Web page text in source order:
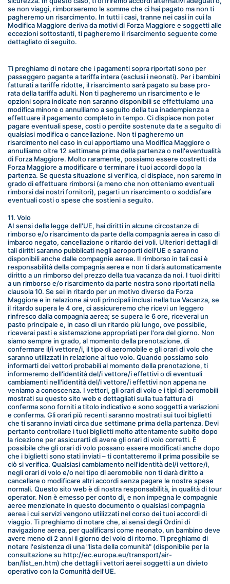
se non viaggi, rimborseremo le somme che ci hai pagato ma non ti
pagheremo un risarcimento. In tutti i casi, tranne nei casi in cui la
Modifica Maggiore deriva da motivi di Forza Maggiore e soggetti alle
eccezioni sottostanti, ti pagheremo il risarcimento seguente come
dettagliato di seguito.
Ti preghiamo di notare che i pagamenti sopra riportati sono per
passeggero pagante a tariffa intera (esclusi i neonati). Per i bambini
fatturati a tariffe ridotte, il risarcimento sarà pagato su base pro-
rata della tariffa adulti. Non ti pagheremo un risarcimento e le
opzioni sopra indicate non saranno disponibili se effettuiamo una
modifica minore o annulliamo a seguito della tua inadempienza a
effettuare il pagamento completo in tempo. Ci dispiace non poter
pagare eventuali spese, costi o perdite sostenute da te a seguito di
qualsiasi modifica o cancellazione. Non ti pagheremo un
risarcimento nel caso in cui apportiamo una Modifica Maggiore o
annulliamo oltre 12 settimane prima della partenza o nell'eventualità
di Forza Maggiore. Molto raramente, possiamo essere costretti da
Forza Maggiore a modificare o terminare i tuoi accordi dopo la
partenza. Se questa situazione si verifica, ci dispiace, non saremo in
grado di effettuare rimborsi (a meno che non otteniamo eventuali
rimborsi dai nostri fornitori), pagarti un risarcimento o soddisfare
eventuali costi o spese che sostieni a seguito.
11. Volo
AI sensi della legge dell'UE, hai diritti in alcune circostanze di
rimborso e/o risarcimento da parte della compagnia aerea in caso di
imbarco negato, cancellazione o ritardo dei voli. Ulteriori dettagli di
tali diritti saranno pubblicati negli aeroporti dell'UE e saranno
disponibili anche dalle compagnie aeree. Il rimborso in tali casi è
responsabilità della compagnia aerea e non ti darà automaticamente
diritto a un rimborso del prezzo della tua vacanza da noi. I tuoi diritti
a un rimborso e/o risarcimento da parte nostra sono riportati nella
clausola 10. Se sei in ritardo per un motivo diverso da Forza
Maggiore e in relazione ai voli principali inclusi nella tua Vacanza, se
il ritardo supera le 4 ore, ci assicureremo che ricevi un leggero
rinfresco dalla compagnia aerea; se supera le 6 ore, riceverai un
pasto principale e, in caso di un ritardo più lungo, ove possibile,
riceverai pasti e sistemazione appropriati per l'ora del giorno. Non
siamo sempre in grado, al momento della prenotazione, di
confermare il/i vettore/i, il tipo di aeromobile e gli orari di volo che
saranno utilizzati in relazione al tuo volo. Quando possiamo solo
informarti dei vettori probabili al momento della prenotazione, ti
informeremo dell'identità del/i vettore/i effettivi o di eventuali
cambiamenti nell'identità del/i vettore/i effettivi non appena ne
veniamo a conoscenza. I vettori, gli orari di volo e i tipi di aeromobili
mostrati su questo sito web e dettagliati sulla tua fattura di
conferma sono forniti a titolo indicativo e sono soggetti a variazioni
e conferma. Gli orari più recenti saranno mostrati sui tuoi biglietti
che ti saranno inviati circa due settimane prima della partenza. Devi
pertanto controllare i tuoi biglietti molto attentamente subito dopo
la ricezione per assicurarti di avere gli orari di volo corretti. È
possibile che gli orari di volo possano essere modificati anche dopo
che i biglietti sono stati inviati – ti contatteremo il prima possibile se
ciò si verifica. Qualsiasi cambiamento nell'identità del/i vettore/i,
negli orari di volo e/o nel tipo di aeromobile non ti darà diritto a
cancellare o modificare altri accordi senza pagare le nostre spese
normali. Questo sito web è di nostra responsabilità, in qualità di tour
operator. Non è emesso per conto di, e non impegna le compagnie
aeree menzionate in questo documento o qualsiasi compagnia
aerea i cui servizi vengono utilizzati nel corso dei tuoi accordi di
viaggio. Ti preghiamo di notare che, ai sensi degli Ordini di
navigazione aerea, per qualificarsi come neonato, un bambino deve
avere meno di 2 anni il giorno del volo di ritorno. Ti preghiamo di
notare l'esistenza di una "lista della comunità" (disponibile per la
consultazione su http://ec.europa.eu/transport/air-
ban/list_en.htm) che dettagli i vettori aerei soggetti a un divieto
operativo con la Comunità dell'UE.